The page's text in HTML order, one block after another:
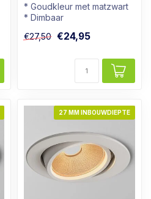
* Goudkleur met matzwart
* Dimbaar
* Moderne uitstraling
€27,50 €24,95
27 MM INBOUWDIEPTE